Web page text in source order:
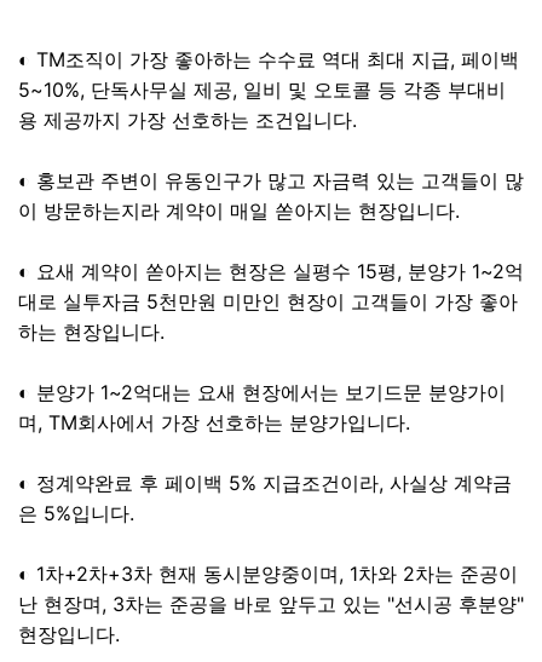
◐ TM조직이 가장 좋아하는 수수료 역대 최대 지급, 페이백
5~10%, 단독사무실 제공, 일비 및 오토콜 등 각종 부대비
용 제공까지 가장 선호하는 조건입니다.
◐ 홍보관 주변이 유동인구가 많고 자금력 있는 고객들이 많
이 방문하는지라 계약이 매일 쏟아지는 현장입니다.
◐ 요새 계약이 쏟아지는 현장은 실평수 15평, 분양가 1~2억
대로 실투자금 5천만원 미만인 현장이 고객들이 가장 좋아
하는 현장입니다.
◐ 분양가 1~2억대는 요새 현장에서는 보기드문 분양가이
며, TM회사에서 가장 선호하는 분양가입니다.
◐ 정계약완료 후 페이백 5% 지급조건이라, 사실상 계약금
은 5%입니다.
◐ 1차+2차+3차 현재 동시분양중이며, 1차와 2차는 준공이
난 현장며, 3차는 준공을 바로 앞두고 있는 "선시공 후분양"
현장입니다.